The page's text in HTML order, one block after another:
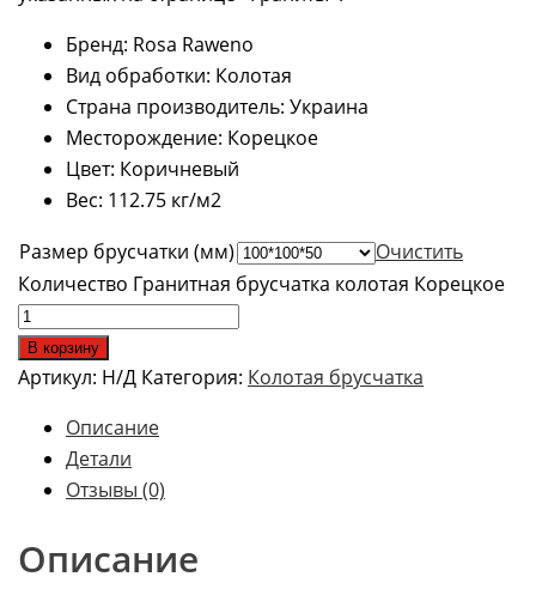
Бренд: Rosa Raweno
Вид обработки: Колотая
Страна производитель: Украина
Месторождение: Корецкое
Цвет: Коричневый
Вес: 112.75 кг/м2
Размер брусчатки (мм)
Очистить
Количество Гранитная брусчатка колотая Корецкое
В корзину
Артикул: Н/Д Категория: Колотая брусчатка
Описание
Детали
Отзывы (0)
Описание